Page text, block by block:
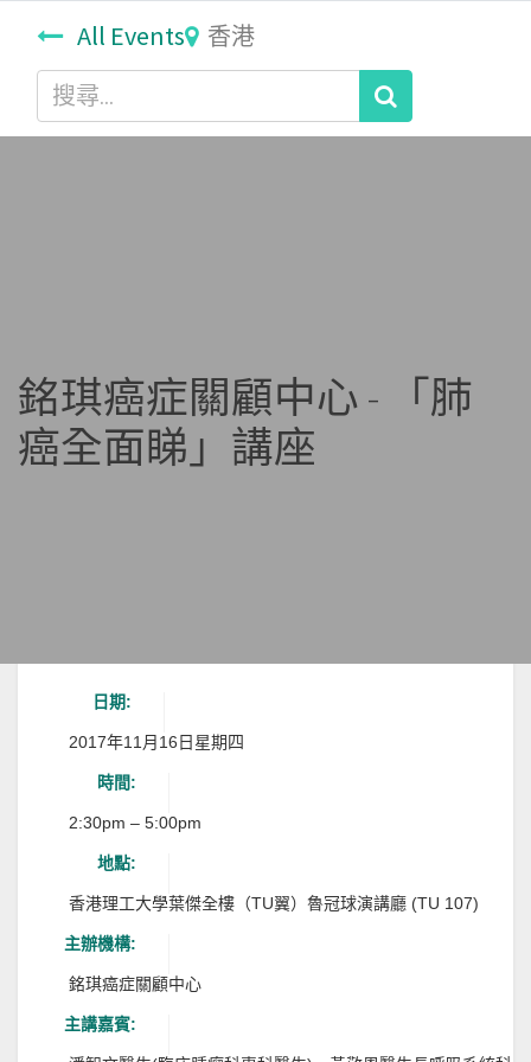
All Events 香港
銘琪癌症關顧中心 - 「肺
癌全面睇」講座
日期:
2017年11月16日星期四
時間:
2:30pm – 5:00pm
地點:
香港理工大學葉傑全樓（TU翼）魯冠球演講廳 (TU 107)
主辦機構:
銘琪癌症關顧中心
主講嘉賓: